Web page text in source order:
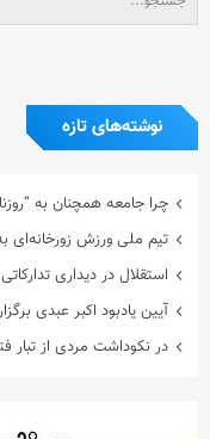
نوشته‌های تازه
چرا جامعه همچنان به
تیم ملی ورزش زورخانه‌ای
استقلال در دیداری
آیین یادبود اکبر عبدی
در نکوداشت مردی از تبار